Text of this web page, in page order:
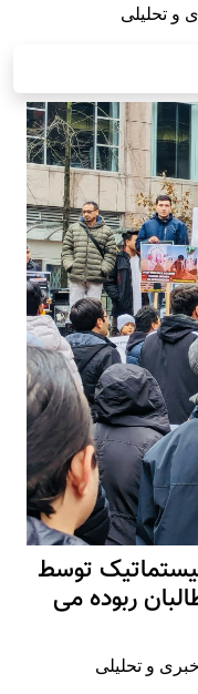
و تحلیلی
توسط
ربوده می
و تحلیلی